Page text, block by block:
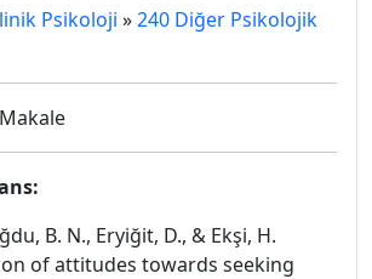
Psikoloji »240 Diğer Psikolojik
Makale
B. N., Eryiğit, D., & Ekşi, H.
of attitudes towards seeking